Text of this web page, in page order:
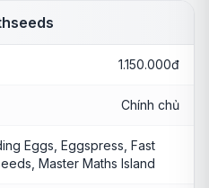
1.150.000đ
Chính chủ
Eggs, Eggspress, Fast
Master Maths Island